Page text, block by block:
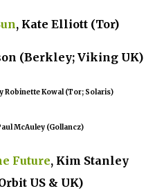
, Kate Elliott (Tor)
(Berkley; Viking UK)
Robinette Kowal (Tor; Solaris)
McAuley (Gollancz)
Future, Kim Stanley
US & UK)